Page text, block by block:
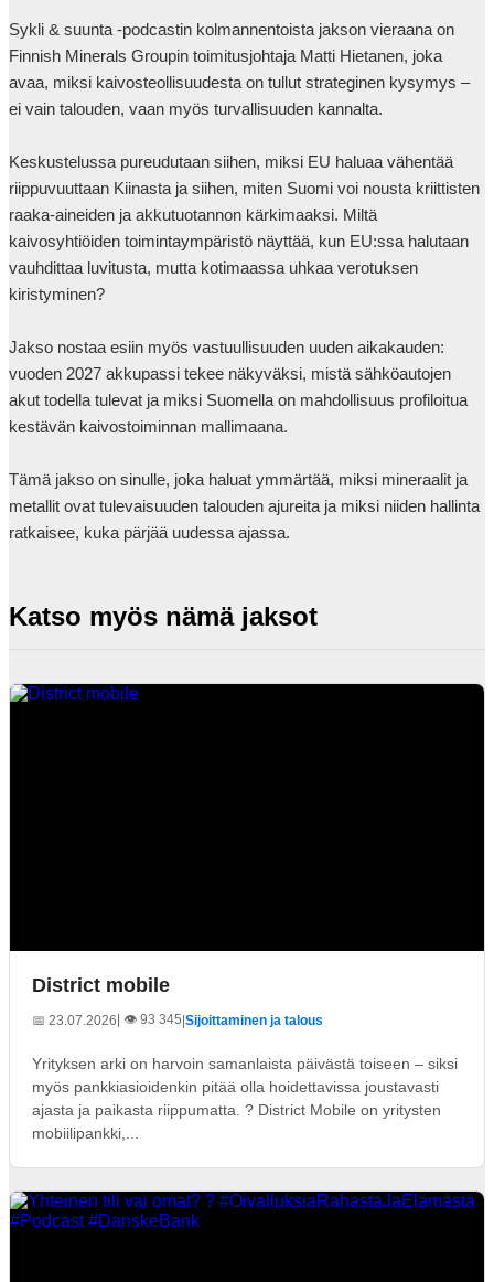
Sykli & suunta -podcastin kolmannentoista jakson vieraana on
Finnish Minerals Groupin toimitusjohtaja Matti Hietanen, joka
avaa, miksi kaivosteollisuudesta on tullut strateginen kysymys –
ei vain talouden, vaan myös turvallisuuden kannalta.
Keskustelussa pureudutaan siihen, miksi EU haluaa vähentää
riippuvuuttaan Kiinasta ja siihen, miten Suomi voi nousta kriittisten
raaka-aineiden ja akkutuotannon kärkimaaksi. Miltä
kaivosyhtiöiden toimintaympäristö näyttää, kun EU:ssa halutaan
vauhdittaa luvitusta, mutta kotimaassa uhkaa verotuksen
kiristyminen?
Jakso nostaa esiin myös vastuullisuuden uuden aikakauden:
vuoden 2027 akkupassi tekee näkyväksi, mistä sähköautojen
akut todella tulevat ja miksi Suomella on mahdollisuus profiloitua
kestävän kaivostoiminnan mallimaana.
Tämä jakso on sinulle, joka haluat ymmärtää, miksi mineraalit ja
metallit ovat tulevaisuuden talouden ajureita ja miksi niiden hallinta
ratkaisee, kuka pärjää uudessa ajassa.
Katso myös nämä jaksot
District mobile
📅 23.07.2026| 👁️ 93 345 Sijoittaminen ja talous
Yrityksen arki on harvoin samanlaista päivästä toiseen – siksi
myös pankkiasioidenkin pitää olla hoidettavissa joustavasti
ajasta ja paikasta riippumatta. ? District Mobile on yritysten
mobiilipankki,...